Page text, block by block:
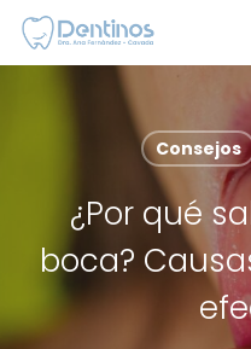
Skip
Consejos
¿Por qué
boca?